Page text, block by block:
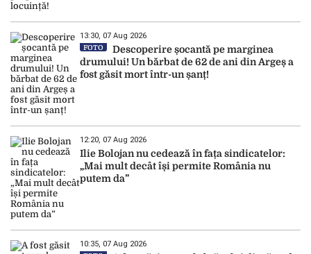
13:30, 07 Aug 2026
FOTO
Descoperire șocantă pe marginea
drumului! Un bărbat de 62 de ani din Argeș a
fost găsit mort într-un șanț!
12:20, 07 Aug 2026
Ilie Bolojan nu cedează în fața sindicatelor:
„Mai mult decât își permite România nu
putem da”
10:35, 07 Aug 2026